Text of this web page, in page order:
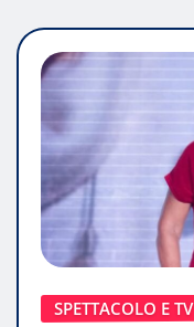
SPETTACOLO E TV